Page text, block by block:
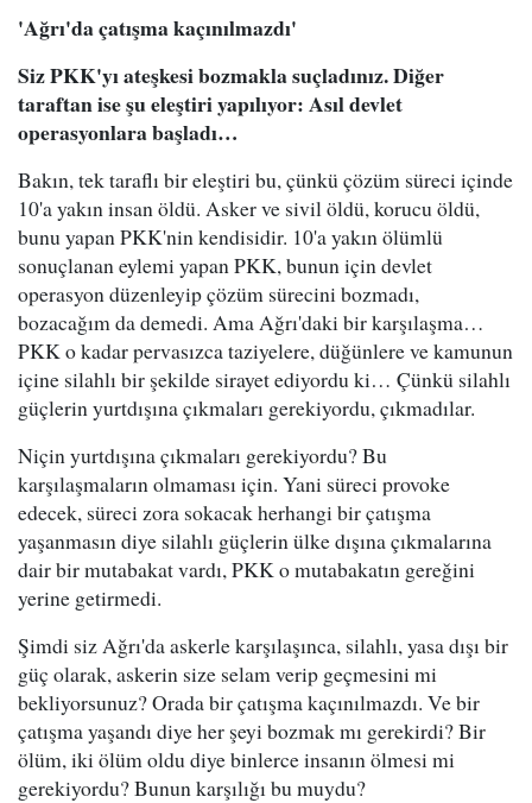
'Ağrı'da çatışma kaçınılmazdı'
Siz PKK'yı ateşkesi bozmakla suçladınız. Diğer
taraftan ise şu eleştiri yapılıyor: Asıl devlet
operasyonlara başladı…
Bakın, tek taraflı bir eleştiri bu, çünkü çözüm süreci içinde
10'a yakın insan öldü. Asker ve sivil öldü, korucu öldü,
bunu yapan PKK'nin kendisidir. 10'a yakın ölümlü
sonuçlanan eylemi yapan PKK, bunun için devlet
operasyon düzenleyip çözüm sürecini bozmadı,
bozacağım da demedi. Ama Ağrı'daki bir karşılaşma…
PKK o kadar pervasızca taziyelere, düğünlere ve kamunun
içine silahlı bir şekilde sirayet ediyordu ki… Çünkü silahlı
güçlerin yurtdışına çıkmaları gerekiyordu, çıkmadılar.
Niçin yurtdışına çıkmaları gerekiyordu? Bu
karşılaşmaların olmaması için. Yani süreci provoke
edecek, süreci zora sokacak herhangi bir çatışma
yaşanmasın diye silahlı güçlerin ülke dışına çıkmalarına
dair bir mutabakat vardı, PKK o mutabakatın gereğini
yerine getirmedi.
Şimdi siz Ağrı'da askerle karşılaşınca, silahlı, yasa dışı bir
güç olarak, askerin size selam verip geçmesini mi
bekliyorsunuz? Orada bir çatışma kaçınılmazdı. Ve bir
çatışma yaşandı diye her şeyi bozmak mı gerekirdi? Bir
ölüm, iki ölüm oldu diye binlerce insanın ölmesi mi
gerekiyordu? Bunun karşılığı bu muydu?